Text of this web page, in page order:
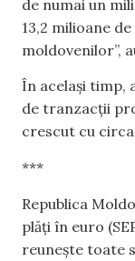
de numai un
13,2 milioane
moldovenilor”,
În același timp,
de tranzacții
crescut cu circa
***
Republica
plăți în euro
reunește toate